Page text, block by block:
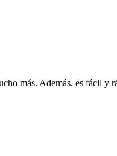
más. Además, es fácil y